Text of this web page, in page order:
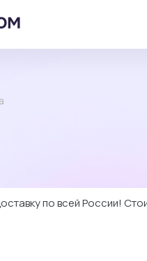
по всей России!